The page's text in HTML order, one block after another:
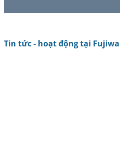
Tin tức - hoạt động tại